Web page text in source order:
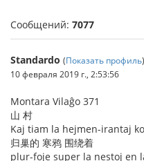
Сообщений: 7077
Standardo (Показать профиль)
10 февраля 2019 г., 2:53:56
Montara Vilaĝo 371
山 村
Kaj tiam la hejmen-irantaj
归巢的 寒鸦 围绕着
plur-foje super la nestoj en